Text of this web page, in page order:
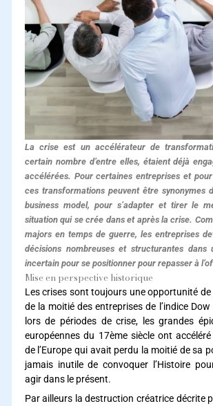
La crise est un accélérateur de
certain nombre d’entre elles, étaient déjà
accélérées. Pour certaines entreprises et
ces transformations peuvent être synonymes
business model, pour s’adapter et tirer le
situation qui se crée dans et après la crise.
majors en temps de guerre, les entreprises
décisions nombreuses et structurantes dans
incertain pour se positionner pour repasser à
Mise en perspective historique
Les crises sont toujours une opportunité de
de la moitié des entreprises de l’indice
lors de périodes de crise, les grandes
européennes du 17ème siècle ont
de l’Europe qui avait perdu la moitié de sa
jamais inutile de convoquer l’Histoire
agir dans le présent.
Par ailleurs la destruction créatrice décrite